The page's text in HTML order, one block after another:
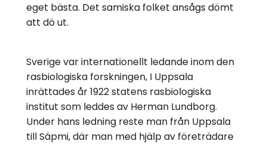
eget bästa. Det samiska folket ansågs dömt
att dö ut.
Sverige var internationellt ledande inom den
rasbiologiska forskningen, I Uppsala
inrättades år 1922 statens rasbiologiska
institut som leddes av Herman Lundborg.
Under hans ledning reste man från Uppsala
till Sápmi, där man med hjälp av företrädare